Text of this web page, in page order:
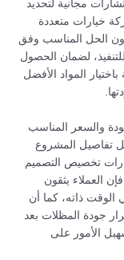
مجانية لتحديد
خيارات متعددة
الحل المناسب وفق
لضمان الحصول
المواد الأفضل
والسعر المناسب
تفاصيل المشروع
تخصيص التصميم
العملاء يثقون
ذاته، كما أن
جودة المظلات بعد
الأمور على